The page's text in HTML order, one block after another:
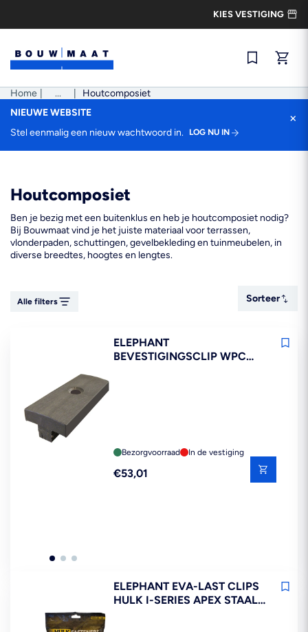
inhoud
KIES VESTIGING
Snel
Home ...
Pad
Houtcomposiet
NIEUWE WEBSITE
Stel eenmalig een nieuw wachtwoord in.
LOG NU IN
×
Houtcomposiet
Ben je bezig met een buitenklus en heb je houtcomposiet nodig?
Bij Bouwmaat vind je het juiste materiaal voor terrassen,
vlonderpaden, schuttingen, gevelbekleding en tuinmeubelen, in
diverse breedtes, hoogtes en lengtes.
Alle filters
Sorteer
Sorteer
ELEPHANT
BEVESTIGINGSCLIP WPC
Bezorgvoorraad In de vestiging
Reguliere
€53,01
ELEPHANT EVA-LAST CLIPS
HULK I-SERIES APEX STAAL